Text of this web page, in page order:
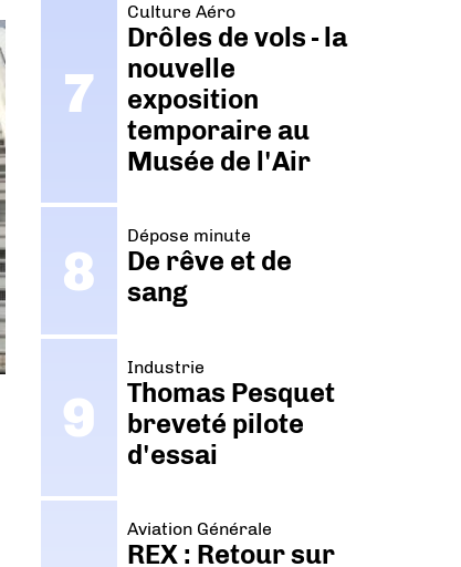
Culture Aéro
Drôles de vols - la
nouvelle
exposition
temporaire au
Musée de l'Air
Dépose minute
De rêve et de
sang
Industrie
Thomas Pesquet
breveté pilote
d'essai
Aviation Générale
REX : Retour sur